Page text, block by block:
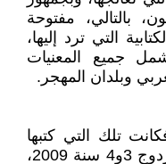
بالتالي، مفتوحة
التي ترد إليها،
جميع المعنيات
وبلدان المهجر.
تلك التي كتبها
مدير التحرير بعد تحضير العدد المزدوج 3و4 سنة 2009،